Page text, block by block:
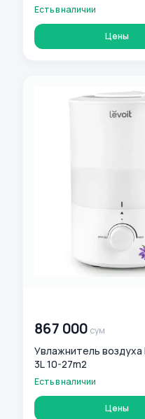
Есть в наличии
Цены
867 000 сум
Увлажнитель воздуха
3L 10-27m2
Есть в наличии
Цены